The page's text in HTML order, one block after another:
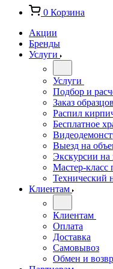
0 Корзина
Акции
Бренды
Услуги
Услуги
Подбор и
Заказ
Распил
Бесплатное
Выезд на
Экскурсии на
Мастер-класс
Технический
Клиентам
Клиентам
Оплата
Доставка
Самовывоз
Обмен и